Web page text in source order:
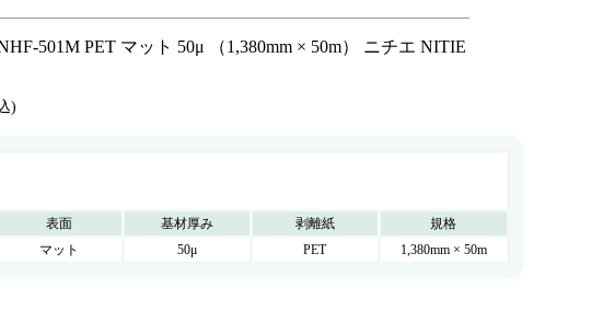
501M PET マット 50μ （1,380mm × 50m） ニチエ NITIE
)
表面 基材厚み 剥離紙
規格
マット 50μ PET 1,380mm × 50m